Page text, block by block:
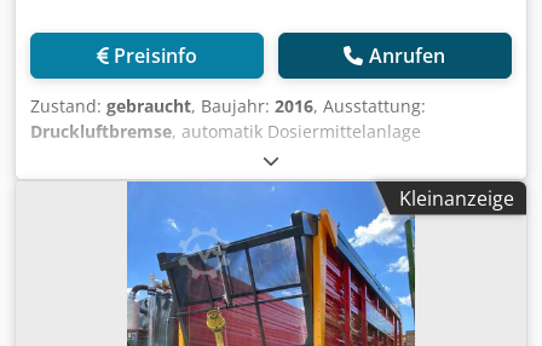
Preisinfo Anrufen
Zustand: gebraucht, Baujahr: 2016, Ausstattung:
Druckluftbremse, automatik Dosiermittelanlage
abklappbarer Kratzboden 3. Tastrad unter PickUp / 6905
Ladungen Nachlauflenkachse Deichselfederung
hydraulisch Achsfederung / mechanisch LoadSensing
PickUp 40 Messer Schneidwerk LED-Lichtpaket /
Kraftmessbolzen für L Dkodpfx Amotpn Tpsber
Kleinanzeige